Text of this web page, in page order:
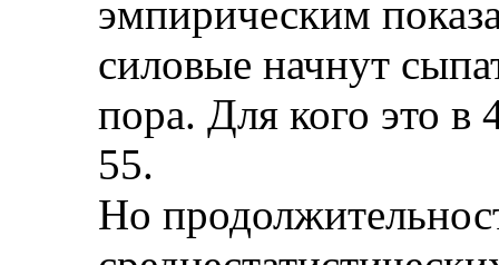
эмпирическим
силовые начнут
пора. Для кого это в
55.
Но